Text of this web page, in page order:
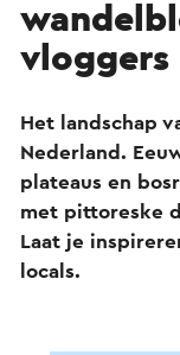
vloggers
Het landschap
Nederland.
plateaus en
met pittoreske
Laat je
locals.